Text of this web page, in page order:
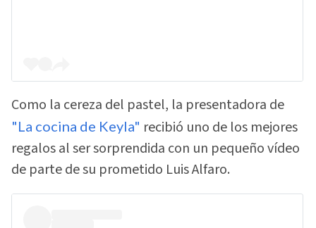
Como la cereza del pastel, la presentadora de
"La cocina de Keyla" recibió uno de los mejores
regalos al ser sorprendida con un pequeño vídeo
de parte de su prometido Luis Alfaro.